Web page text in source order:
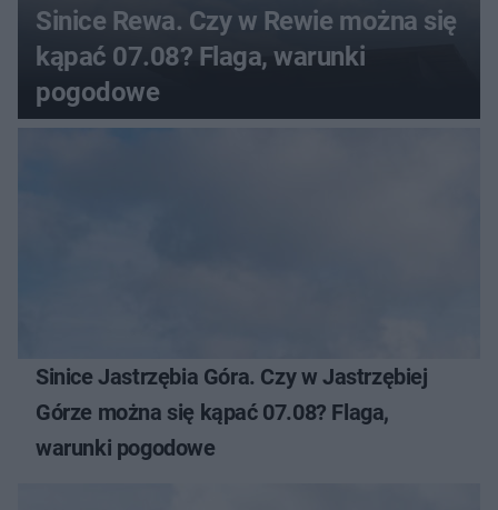
Sinice Rewa. Czy w Rewie można się
kąpać 07.08? Flaga, warunki
pogodowe
Sinice Jastrzębia Góra. Czy w Jastrzębiej
Górze można się kąpać 07.08? Flaga,
warunki pogodowe